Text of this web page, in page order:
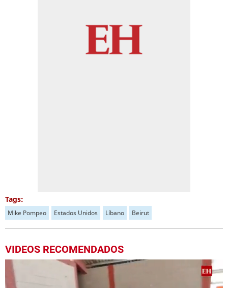
Tags:
Mike Pompeo Estados Unidos Líbano Beirut
VIDEOS RECOMENDADOS